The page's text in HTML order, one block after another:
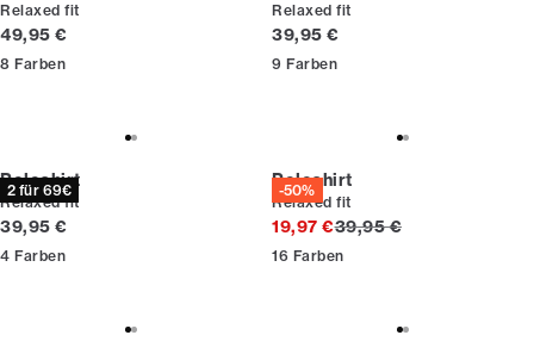
Relaxed fit
Preis
49,95 €
8 Farben
Relaxed fit
Preis
39,95 €
9 Farben
2 für 69€
Poloshirt
Relaxed fit
Preis
39,95 €
4 Farben
-50%
Poloshirt
Relaxed fit
19,97 €Ursprünglicher Preis
39,95 €
16 Farben